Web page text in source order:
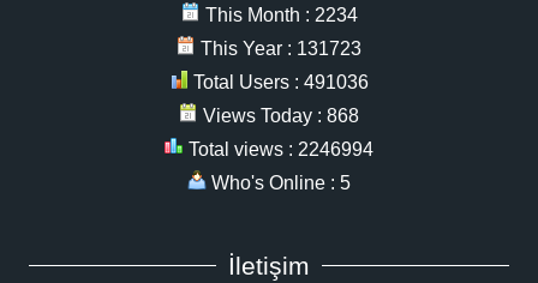
This Month : 2234
This Year : 131723
Total Users : 491036
Views Today : 868
Total views : 2246994
Who's Online : 5
İletişim